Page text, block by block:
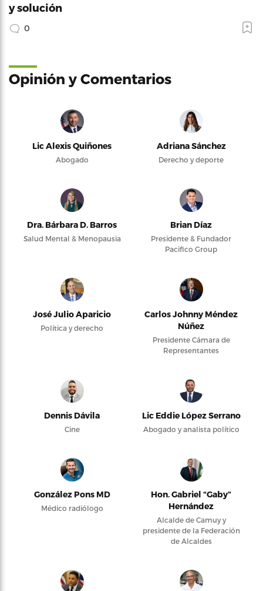
y solución
0
Opinión y Comentarios
Lic Alexis Quiñones
Abogado
Adriana Sánchez
Derecho y deporte
Dra. Bárbara D. Barros
Salud Mental & Menopausia
Brian Díaz
Presidente & Fundador
Pacifico Group
José Julio Aparicio
Política y derecho
Carlos Johnny Méndez
Núñez
Presidente Cámara de
Representantes
Dennis Dávila
Cine
Lic Eddie López Serrano
Abogado y analista político
González Pons MD
Médico radiólogo
Hon. Gabriel “Gaby”
Hernández
Alcalde de Camuy y
presidente de la Federación
de Alcaldes